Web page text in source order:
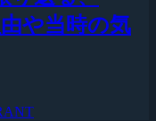
由や当時の気